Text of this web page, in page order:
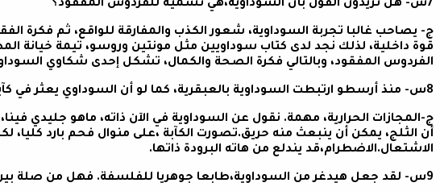
7س- هل تريدون القول بأن السوداوية،هي تسمية للفردوس المفقود؟
ج- يصاحب غالبا تجربة السوداوية، شعور الكذب والمفارقة للواقع، ثم فكرة
قوة داخلية، لذلك نجد لدى كتاب سوداويين مثل مونتين وروسو، تيمة خيانة
الفردوس المفقود، وبالتالي فكرة الصحة والكمال، تشكل إحدى شكاوي
8س- منذ أرسطو ارتبطت السوداوية بالعبقرية، كما لو أن السوداوي يعثر في كآبته على علاج؟
ج-المجازات الحرارية، مهمة. نقول عن السوداوية في الآن ذاته، ماهو جليدي
أن الثلج، يمكن أن ينبعث منه حريق.تصورت الكآبة ،على منوال فحم بارد كليا،
الاشتعال.الاضطرام،قد يندلع من هاته البرودة ذاتها.
9س- لقد جعل هيدغر من السوداوية،طابعا جوهريا للفلسفة. فهل من صلة بين السوداوية وفعل التفكير؟